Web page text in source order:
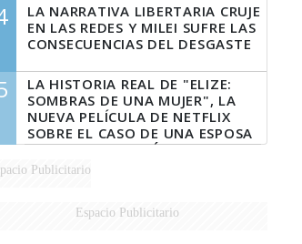
LA NARRATIVA LIBERTARIA CRUJE
EN LAS REDES Y MILEI SUFRE LAS
CONSECUENCIAS DEL DESGASTE
LA HISTORIA REAL DE "ELIZE:
SOMBRAS DE UNA MUJER", LA
NUEVA PELÍCULA DE NETFLIX
SOBRE EL CASO DE UNA ESPOSA
QUE DESCUARTIZÓ A SU
MARIDO
Publicitario
Espacio Publicitario